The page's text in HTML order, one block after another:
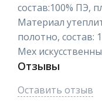
состав:100% ПЭ,
Материал
полотно, состав:
Мех
Отзывы
Оставить отзыв